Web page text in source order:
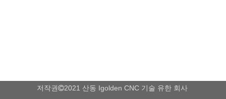
저작권2021 산동 Igolden CNC 기술 유한 회사